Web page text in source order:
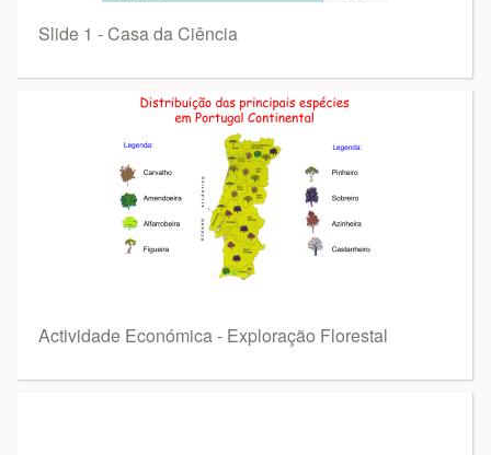
Slide 1 - Casa da Ciência
Actividade Económica - Exploração Florestal